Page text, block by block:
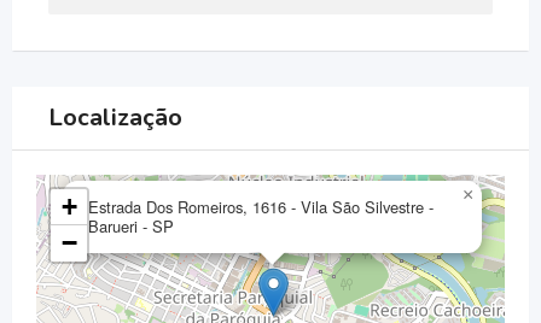
Localização
Estrada Dos Romeiros, 1616 - Vila São Silvestre -
Barueri - SP
×
+
−